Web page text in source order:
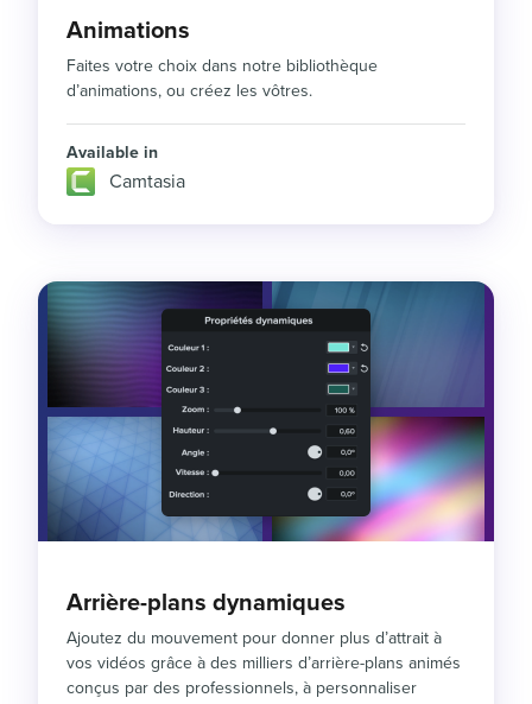
Animations
Faites votre choix dans notre bibliothèque
d’animations, ou créez les vôtres.
Available in
Camtasia
Arrière-plans dynamiques
Ajoutez du mouvement pour donner plus d’attrait à
vos vidéos grâce à des milliers d’arrière-plans animés
conçus par des professionnels, à personnaliser